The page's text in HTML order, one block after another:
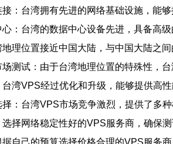
接：台湾拥有先进的网络基础设施，能
心：台湾的数据中心设备先进，具备高
理位置接近中国大陆，与中国大陆之
场测试：由于台湾地理位置的特殊性，
台湾VPS经过优化和升级，能够提供高
：台湾VPS市场竞争激烈，提供了多
选择网络稳定性好的VPS服务商，确保
据自己的预算选择价格合理的VPS服务